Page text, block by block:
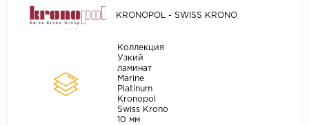
KRONOPOL - SWISS KRONO
Коллекция
Узкий
ламинат
Marine
Platinum
Kronopol
Swiss Krono
10 мм